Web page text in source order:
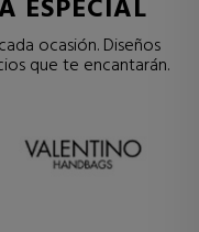
ESPECIAL
ocasión. Diseños
que te encantarán.